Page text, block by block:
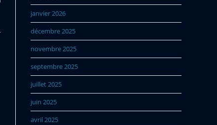
janvier 2026
décembre 2025
novembre 2025
septembre 2025
juillet 2025
juin 2025
avril 2025